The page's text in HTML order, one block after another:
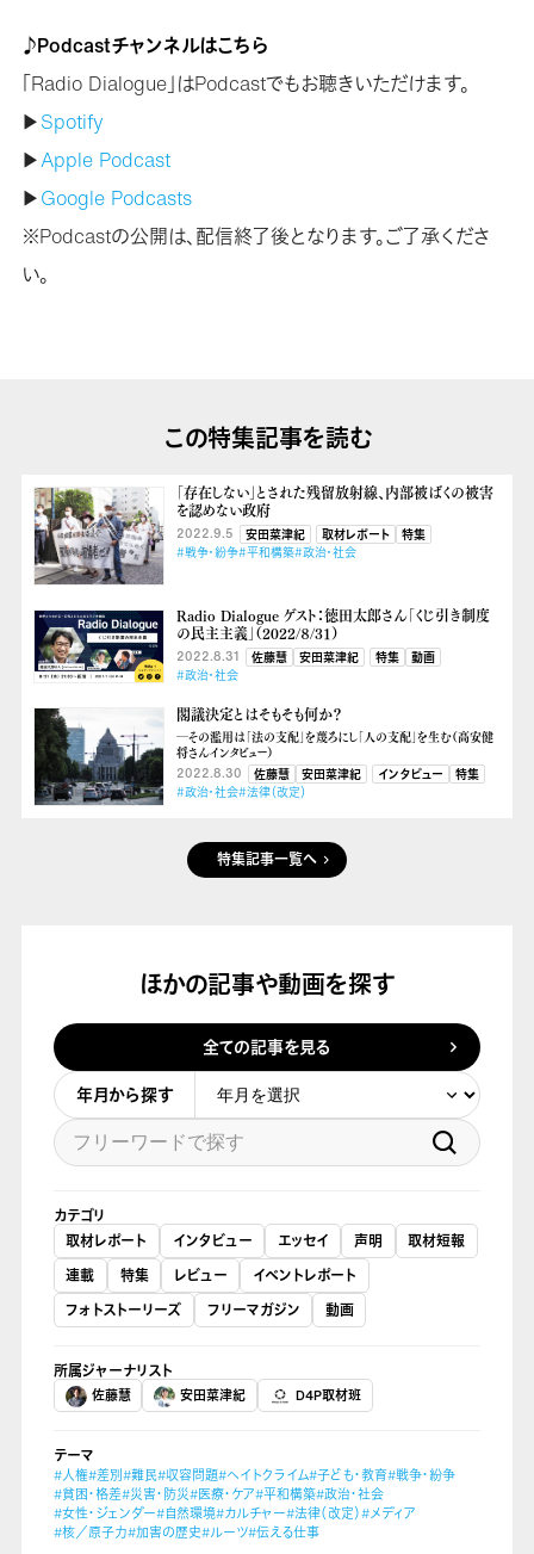
♪Podcastチャンネルはこちら
「Radio Dialogue」はPodcastでもお聴きいただけます。
▶Spotify
▶Apple Podcast
▶Google Podcasts
※Podcastの公開は、配信終了後となります。ご了承くださ
い。
この特集記事を読む
「存在しない」とされた残留放射線、内部被ばくの被害
を認めない政府
2022.9.5 安田菜津紀 取材レポート
特集
#戦争・紛争#平和構築#政治・社会
Radio Dialogue ゲスト：徳田太郎さん「くじ引き制度
の民主主義」（2022/８/31）
2022.8.31 佐藤慧 安田菜津紀 特集
動画
#政治・社会
閣議決定とはそもそも何か？
―その濫用は「法の支配」を蔑ろにし「人の支配」を生む（高安健
将さんインタビュー）
2022.8.30 佐藤慧 安田菜津紀 インタビュー
特集
#政治・社会#法律（改定）
特集記事一覧へ
ほかの記事や動画を探す
全ての記事を見る
年月から探す
カテゴリ
取材レポート
インタビュー エッセイ 声明
取材短報
連載
特集 レビュー
イベントレポート
フォトストーリーズ
フリーマガジン 動画
所属ジャーナリスト
佐藤慧 安田菜津紀 D4P取材班
テーマ
#人権#差別#難民#収容問題#ヘイトクライム#子ども・教育#戦争・紛争
#貧困・格差#災害・防災#医療・ケア#平和構築#政治・社会
#女性・ジェンダー#自然環境#カルチャー#法律（改定）#メディア
#核／原子力#加害の歴史#ルーツ#伝える仕事